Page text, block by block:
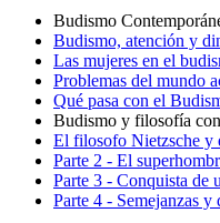
Budismo
Budismo, atención y
Las mujeres en el
Problemas del mundo
Qué pasa con el
Budismo y filosofía
El filosofo Nietzsche y
Parte 2 - El
Parte 3 - Conquista de
Parte 4 - Semejanzas